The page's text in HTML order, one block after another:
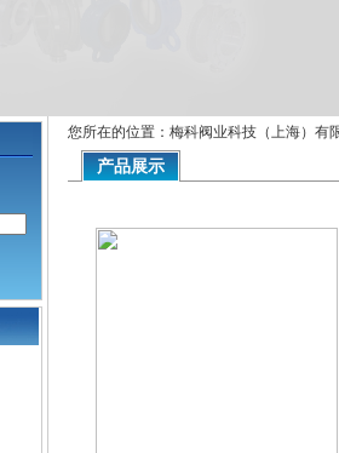
您所在的位置：梅科阀业科技（上海）有
产品展示